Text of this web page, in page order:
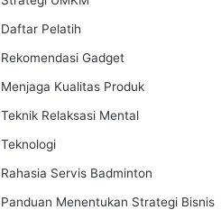
Daftar Pelatih
Rekomendasi Gadget
Menjaga Kualitas Produk
Teknik Relaksasi Mental
Teknologi
Rahasia Servis Badminton
Panduan Menentukan Strategi Bisnis